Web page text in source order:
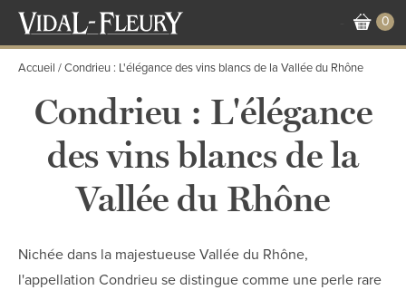
Aller
contenu
0
Accueil Condrieu : L'élégance des vins blancs de la Vallée du Rhône
Condrieu : L'élégance
des vins blancs de la
Vallée du Rhône
Nichée dans la majestueuse Vallée du Rhône,
l'appellation Condrieu se distingue comme une perle rare